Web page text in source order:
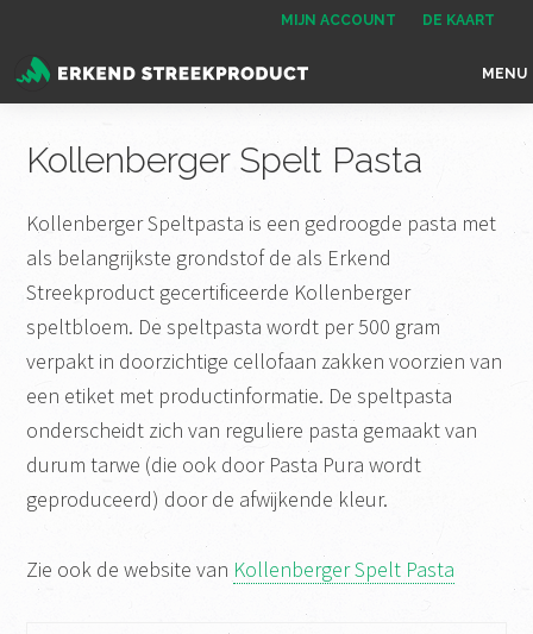
naar
de
naar
de
inhoud
naar
de
MIJN ACCOUNT DE KAART
Erkend
het
enige
onafhankelijke
landelijke
keurmerk
voor
streekproducten
MENU
Kollenberger Spelt Pasta
Kollenberger Speltpasta is een gedroogde pasta met
als belangrijkste grondstof de als Erkend
Streekproduct gecertificeerde Kollenberger
speltbloem. De speltpasta wordt per 500 gram
verpakt in doorzichtige cellofaan zakken voorzien van
een etiket met productinformatie. De speltpasta
onderscheidt zich van reguliere pasta gemaakt van
durum tarwe (die ook door Pasta Pura wordt
geproduceerd) door de afwijkende kleur.
Zie ook de website van Kollenberger Spelt Pasta